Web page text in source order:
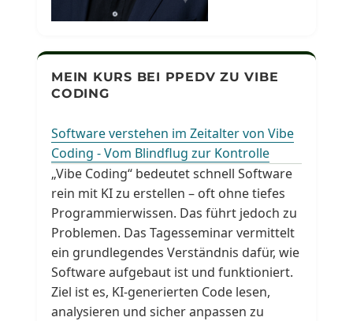
MEIN KURS BEI PPEDV ZU VIBE
CODING
Software verstehen im Zeitalter von Vibe
Coding - Vom Blindflug zur Kontrolle
„Vibe Coding“ bedeutet schnell Software
rein mit KI zu erstellen – oft ohne tiefes
Programmierwissen. Das führt jedoch zu
Problemen. Das Tagesseminar vermittelt
ein grundlegendes Verständnis dafür, wie
Software aufgebaut ist und funktioniert.
Ziel ist es, KI-generierten Code lesen,
analysieren und sicher anpassen zu